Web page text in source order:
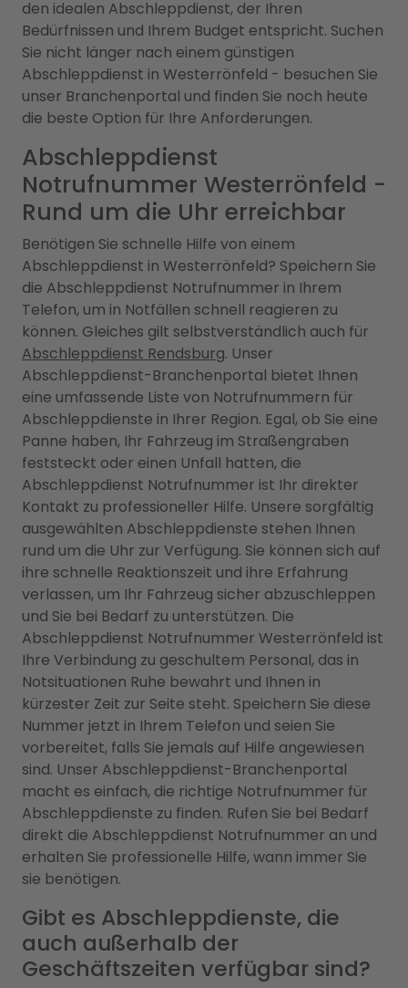
den idealen Abschleppdienst, der Ihren
Bedürfnissen und Ihrem Budget entspricht. Suchen
Sie nicht länger nach einem günstigen
Abschleppdienst in Westerrönfeld - besuchen Sie
unser Branchenportal und finden Sie noch heute
die beste Option für Ihre Anforderungen.
Abschleppdienst
Notrufnummer Westerrönfeld -
Rund um die Uhr erreichbar
Benötigen Sie schnelle Hilfe von einem
Abschleppdienst in Westerrönfeld? Speichern Sie
die Abschleppdienst Notrufnummer in Ihrem
Telefon, um in Notfällen schnell reagieren zu
können. Gleiches gilt selbstverständlich auch für
Abschleppdienst Rendsburg. Unser
Abschleppdienst-Branchenportal bietet Ihnen
eine umfassende Liste von Notrufnummern für
Abschleppdienste in Ihrer Region. Egal, ob Sie eine
Panne haben, Ihr Fahrzeug im Straßengraben
feststeckt oder einen Unfall hatten, die
Abschleppdienst Notrufnummer ist Ihr direkter
Kontakt zu professioneller Hilfe. Unsere sorgfältig
ausgewählten Abschleppdienste stehen Ihnen
rund um die Uhr zur Verfügung. Sie können sich auf
ihre schnelle Reaktionszeit und ihre Erfahrung
verlassen, um Ihr Fahrzeug sicher abzuschleppen
und Sie bei Bedarf zu unterstützen. Die
Abschleppdienst Notrufnummer Westerrönfeld ist
Ihre Verbindung zu geschultem Personal, das in
Notsituationen Ruhe bewahrt und Ihnen in
kürzester Zeit zur Seite steht. Speichern Sie diese
Nummer jetzt in Ihrem Telefon und seien Sie
vorbereitet, falls Sie jemals auf Hilfe angewiesen
sind. Unser Abschleppdienst-Branchenportal
macht es einfach, die richtige Notrufnummer für
Abschleppdienste zu finden. Rufen Sie bei Bedarf
direkt die Abschleppdienst Notrufnummer an und
erhalten Sie professionelle Hilfe, wann immer Sie
sie benötigen.
Gibt es Abschleppdienste, die
auch außerhalb der
Geschäftszeiten verfügbar sind?